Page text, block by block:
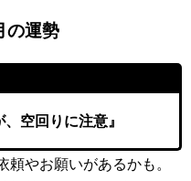
の運勢
空回りに注意』
頼やお願いがあるかも。